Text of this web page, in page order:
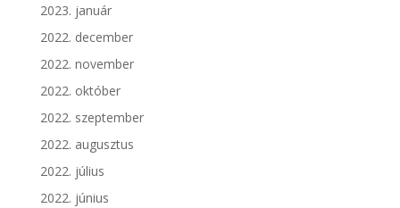
2023. január
2022. december
2022. november
2022. október
2022. szeptember
2022. augusztus
2022. július
2022. június